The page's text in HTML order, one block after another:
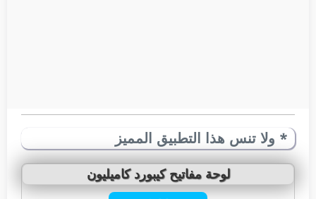
* ولا تنس هذا التطبيق المميز
لوحة مفاتيح كيبورد كاميليون